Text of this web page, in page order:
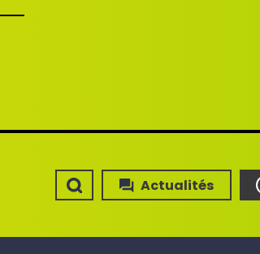
Actualités